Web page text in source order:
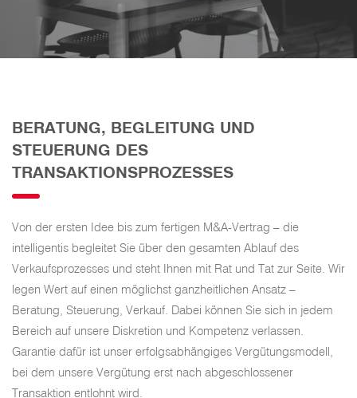
BERATUNG, BEGLEITUNG UND
STEUERUNG DES
TRANSAKTIONSPROZESSES
Von der ersten Idee bis zum fertigen M&A-Vertrag – die
intelligentis begleitet Sie über den gesamten Ablauf des
Verkaufsprozesses und steht Ihnen mit Rat und Tat zur Seite. Wir
legen Wert auf einen möglichst ganzheitlichen Ansatz –
Beratung, Steuerung, Verkauf. Dabei können Sie sich in jedem
Bereich auf unsere Diskretion und Kompetenz verlassen.
Garantie dafür ist unser erfolgsabhängiges Vergütungsmodell,
bei dem unsere Vergütung erst nach abgeschlossener
Transaktion entlohnt wird.